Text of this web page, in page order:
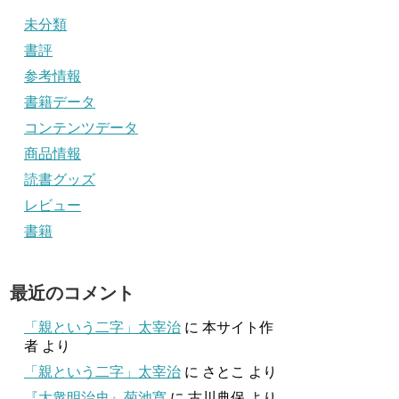
未分類
書評
参考情報
書籍データ
コンテンツデータ
商品情報
読書グッズ
レビュー
書籍
最近のコメント
「親という二字」太宰治 に 本サイト作
者 より
「親という二字」太宰治 に さとこ より